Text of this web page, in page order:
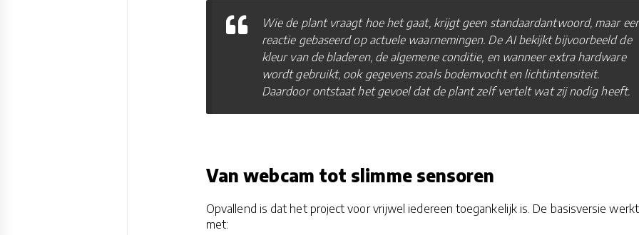
Wie de plant vraagt hoe het gaat, krijgt geen standaardantwoord, maar
reactie gebaseerd op actuele waarnemingen. De AI bekijkt bijvoorbeeld de
kleur van de bladeren, de algemene conditie, en wanneer extra hardware
wordt gebruikt, ook gegevens zoals bodemvocht en lichtintensiteit.
Daardoor ontstaat het gevoel dat de plant zelf vertelt wat zij nodig heeft.
Van webcam tot slimme sensoren
Opvallend is dat het project voor vrijwel iedereen toegankelijk is. De basisversie
met: